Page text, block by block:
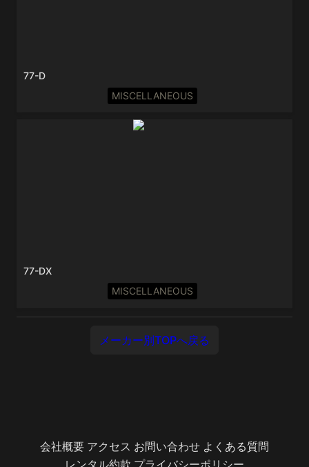
77-D
MISCELLANEOUS
77-DX
77-DX
MISCELLANEOUS
メーカー別TOPへ戻る
会社概要 アクセス お問い合わせ よくある質問
レンタル約款 プライバシーポリシー